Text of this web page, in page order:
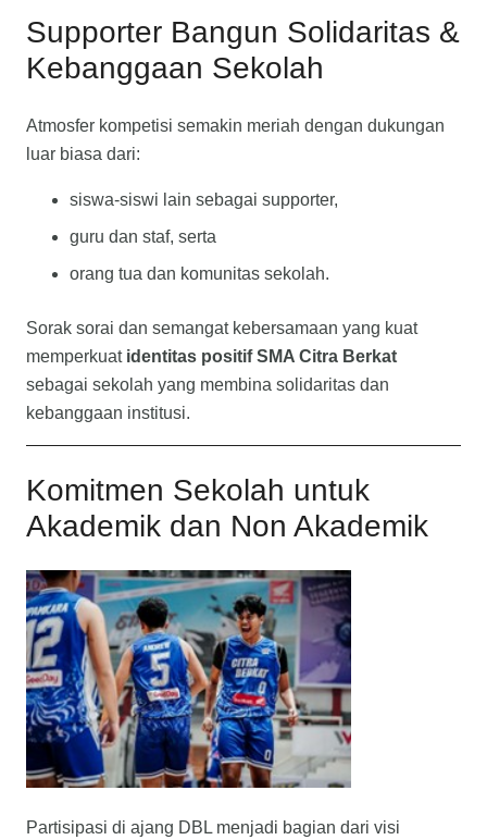
Supporter Bangun Solidaritas &
Kebanggaan Sekolah
Atmosfer kompetisi semakin meriah dengan dukungan
luar biasa dari:
siswa-siswi lain sebagai supporter,
guru dan staf, serta
orang tua dan komunitas sekolah.
Sorak sorai dan semangat kebersamaan yang kuat
memperkuat identitas positif SMA Citra Berkat
sebagai sekolah yang membina solidaritas dan
kebanggaan institusi.
Komitmen Sekolah untuk
Akademik dan Non Akademik
Partisipasi di ajang DBL menjadi bagian dari visi